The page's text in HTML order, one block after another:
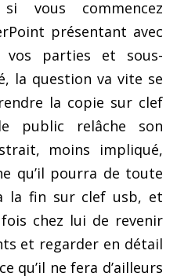
vous commencez
présentant avec
vos parties et sous-
la question va vite se
la copie sur clef
public relâche son
moins impliqué,
qu’il pourra de toute
la fin sur clef usb, et
chez lui de revenir
et regarder en détail
qu’il ne fera d’ailleurs